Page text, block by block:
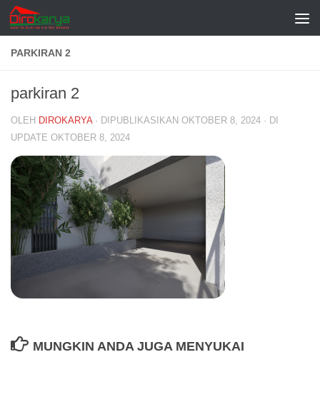
Skip to content
PARKIRAN 2
parkiran 2
OLEH DIROKARYA · DIPUBLIKASIKAN OKTOBER 8, 2024 · DI
UPDATE OKTOBER 8, 2024
MUNGKIN ANDA JUGA MENYUKAI